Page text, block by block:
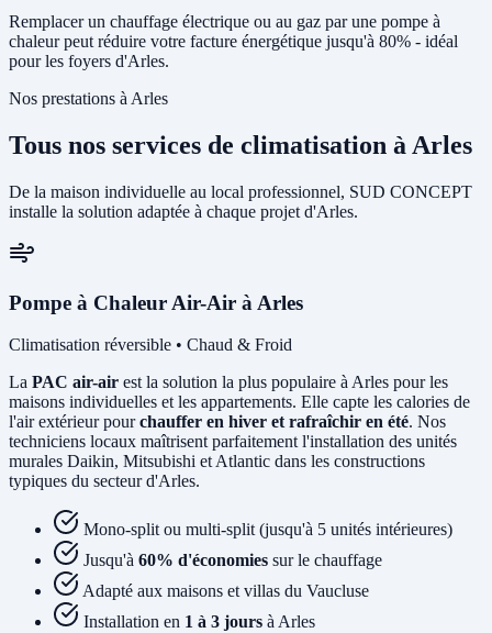
Remplacer un chauffage électrique ou au gaz par une pompe à
chaleur peut réduire votre facture énergétique jusqu'à 80% - idéal
pour les foyers d'Arles.
Nos prestations à Arles
Tous nos services de climatisation à Arles
De la maison individuelle au local professionnel, SUD CONCEPT
installe la solution adaptée à chaque projet d'Arles.
Pompe à Chaleur Air-Air à Arles
Climatisation réversible • Chaud & Froid
La PAC air-air est la solution la plus populaire à Arles pour les
maisons individuelles et les appartements. Elle capte les calories de
l'air extérieur pourchauffer en hiver et rafraîchir en été. Nos
techniciens locaux maîtrisent parfaitement l'installation des unités
murales Daikin, Mitsubishi et Atlantic dans les constructions
typiques du secteur d'Arles.
Mono-split ou multi-split (jusqu'à 5 unités intérieures)
Jusqu'à 60% d'économies sur le chauffage
Adapté aux maisons et villas du Vaucluse
Installation en 1 à 3 jours à Arles